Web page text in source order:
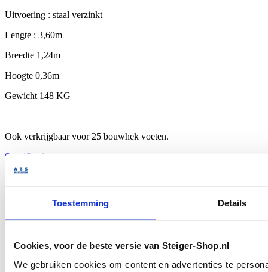
Toestemming Details
Cookies, voor de beste versie van Steiger-Shop.nl
We gebruiken cookies om content en advertenties te
Uitvoering : staal verzinkt
Lengte : 3,60m
Breedte 1,24m
Hoogte 0,36m
Gewicht 148 KG
Ook verkrijgbaar voor 25 bouwhek voeten.
Specificaties
Opmerking
Shipping Group Bezorging